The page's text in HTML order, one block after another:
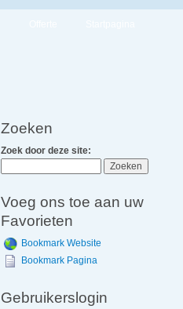
Zoeken
Zoek door deze site:
Voeg ons toe aan uw
Favorieten
Bookmark Website
Bookmark Pagina
Gebruikerslogin